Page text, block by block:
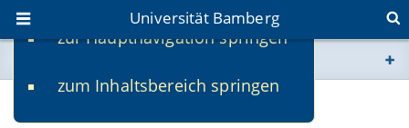
zur Hauptnavigation springen
zum Inhaltsbereich springen
Universität Bamberg
www.uni-bamberg.de
Forschung